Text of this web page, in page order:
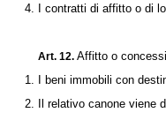
4. I contratti di affitto o di
Art. 12. Affitto o
1. I beni immobili con
2. Il relativo canone viene